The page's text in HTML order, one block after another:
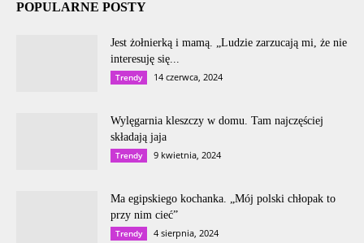
POPULARNE POSTY
Jest żołnierką i mamą. „Ludzie zarzucają mi, że nie
interesuję się...
Trendy 14 czerwca, 2024
Wylęgarnia kleszczy w domu. Tam najczęściej
składają jaja
Trendy 9 kwietnia, 2024
Ma egipskiego kochanka. „Mój polski chłopak to
przy nim cieć”
Trendy 4 sierpnia, 2024